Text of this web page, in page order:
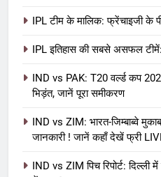
IPL टीम के मालिक: फ्रेंचाइजी के
IPL इतिहास की सबसे असफल
IND vs PAK: T20 वर्ल्ड कप
भिड़ंत, जानें पूरा समीकरण
IND vs ZIM: भारत-जिम्बाब्वे
जानकारी ! जानें कहाँ देखें फ्री
IND vs ZIM पिच रिपोर्ट: दिल्ली
आईपीएल
IPL टीम
असली
आईपीएल
IPL